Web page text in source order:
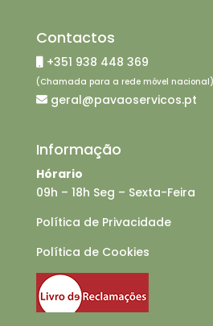
Contactos
+351 938 448 369
(Chamada para a rede móvel nacional)
geral@pavaoservicos.pt
Informação
Hórario
09h – 18h Seg – Sexta-Feira
Política de Privacidade
Política de Cookies